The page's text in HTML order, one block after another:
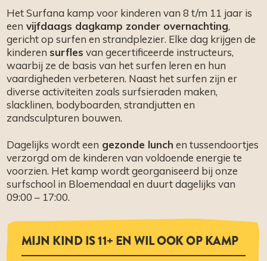
Het Surfana kamp voor kinderen van 8 t/m 11 jaar is
een vijfdaags dagkamp zonder overnachting,
gericht op surfen en strandplezier. Elke dag krijgen de
kinderensurfles van gecertificeerde instructeurs,
waarbij ze de basis van het surfen leren en hun
vaardigheden verbeteren. Naast het surfen zijn er
diverse activiteiten zoals surfsieraden maken,
slacklinen, bodyboarden, strandjutten en
zandsculpturen bouwen.
Dagelijks wordt een gezonde lunch en tussendoortjes
verzorgd om de kinderen van voldoende energie te
voorzien. Het kamp wordt georganiseerd bij onze
surfschool in Bloemendaal en duurt dagelijks van
09:00 – 17:00.
MIJN KIND IS 11+ EN WIL OOK OP KAMP